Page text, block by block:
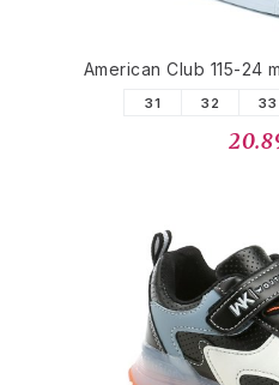
American Club 115-24
31 32 33